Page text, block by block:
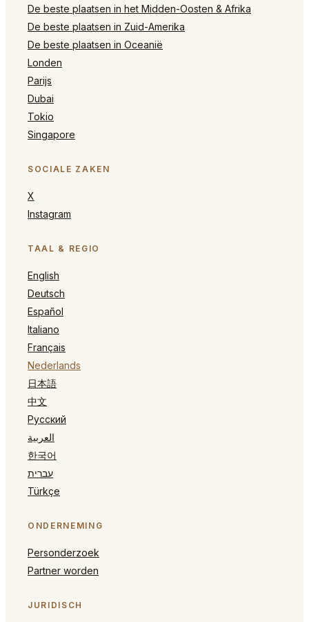
De beste plaatsen in het Midden-Oosten & Afrika
De beste plaatsen in Zuid-Amerika
De beste plaatsen in Oceanië
Londen
Parijs
Dubai
Tokio
Singapore
SOCIALE ZAKEN
X
Instagram
TAAL & REGIO
English
Deutsch
Español
Italiano
Français
Nederlands
日本語
中文
Русский
العربية
한국어
עברית
Türkçe
ONDERNEMING
Personderzoek
Partner worden
JURIDISCH